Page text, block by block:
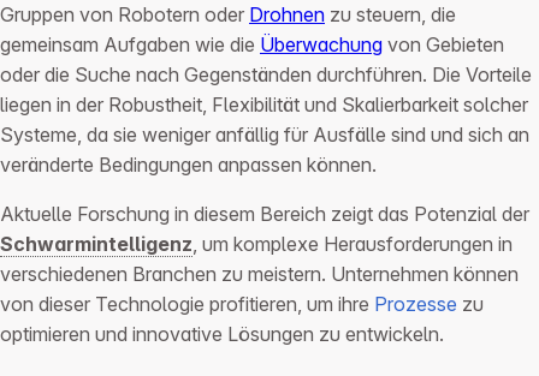
Gruppen von Robotern oder Drohnen zu steuern, die
gemeinsam Aufgaben wie die Überwachung von Gebieten
oder die Suche nach Gegenständen durchführen. Die Vorteile
liegen in der Robustheit, Flexibilität und Skalierbarkeit solcher
Systeme, da sie weniger anfällig für Ausfälle sind und sich an
veränderte Bedingungen anpassen können.
Aktuelle Forschung in diesem Bereich zeigt das Potenzial der
Schwarmintelligenz, um komplexe Herausforderungen in
verschiedenen Branchen zu meistern. Unternehmen können
von dieser Technologie profitieren, um ihre Prozesse zu
optimieren und innovative Lösungen zu entwickeln.